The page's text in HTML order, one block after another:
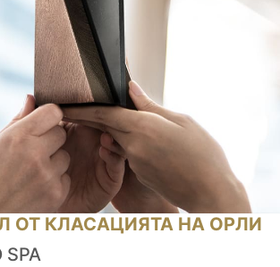
ОТ КЛАСАЦИЯТА НА ОРЛИ
SPA